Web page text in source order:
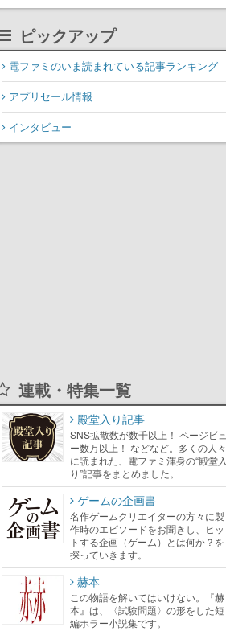
ピックアップ
電ファミのいま読まれている記事ランキング
アプリセール情報
インタビュー
連載・特集一覧
殿堂入り記事
SNS拡散数が数千以上！ ページビュ
ー数万以上！ などなど。多くの人々
に読まれた、電ファミ渾身の“殿堂入
り”記事をまとめました。
ゲームの企画書
名作ゲームクリエイターの方々に製
作時のエピソードをお聞きし、ヒッ
トする企画（ゲーム）とは何か？を
探っていきます。
赫本
この物語を解いてはいけない。『赫
本』は、〈試験問題〉の形をした短
編ホラー小説集です。